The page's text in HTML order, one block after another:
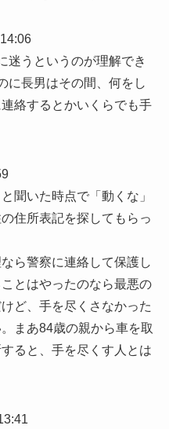
迷うというのが理解でき
に長男はその間、何をし
絡するとかいくらでも手
聞いた時点で「動くな」
住所表記を探してもらっ
ら警察に連絡して保護し
とはやったのなら最悪の
ど、手を尽くさなかった
まあ84歳の親から車を取
ると、手を尽くす人とは